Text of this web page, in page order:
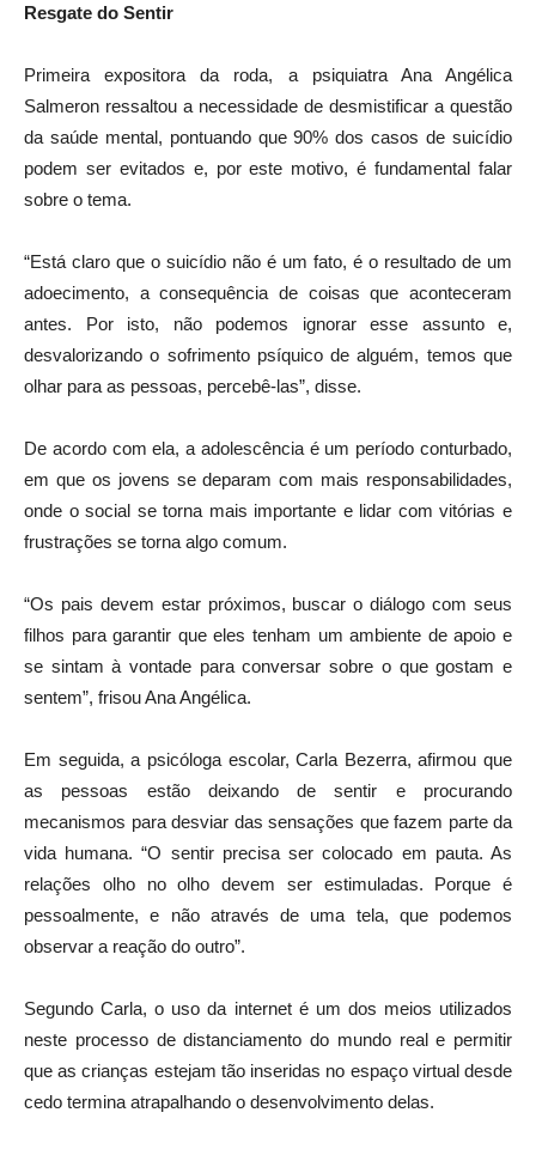
Resgate do Sentir
Primeira expositora da roda, a psiquiatra Ana Angélica
Salmeron ressaltou a necessidade de desmistificar a questão
da saúde mental, pontuando que 90% dos casos de suicídio
podem ser evitados e, por este motivo, é fundamental falar
sobre o tema.
“Está claro que o suicídio não é um fato, é o resultado de um
adoecimento, a consequência de coisas que aconteceram
antes. Por isto, não podemos ignorar esse assunto e,
desvalorizando o sofrimento psíquico de alguém, temos que
olhar para as pessoas, percebê-las”, disse.
De acordo com ela, a adolescência é um período conturbado,
em que os jovens se deparam com mais responsabilidades,
onde o social se torna mais importante e lidar com vitórias e
frustrações se torna algo comum.
“Os pais devem estar próximos, buscar o diálogo com seus
filhos para garantir que eles tenham um ambiente de apoio e
se sintam à vontade para conversar sobre o que gostam e
sentem”, frisou Ana Angélica.
Em seguida, a psicóloga escolar, Carla Bezerra, afirmou que
as pessoas estão deixando de sentir e procurando
mecanismos para desviar das sensações que fazem parte da
vida humana. “O sentir precisa ser colocado em pauta. As
relações olho no olho devem ser estimuladas. Porque é
pessoalmente, e não através de uma tela, que podemos
observar a reação do outro”.
Segundo Carla, o uso da internet é um dos meios utilizados
neste processo de distanciamento do mundo real e permitir
que as crianças estejam tão inseridas no espaço virtual desde
cedo termina atrapalhando o desenvolvimento delas.